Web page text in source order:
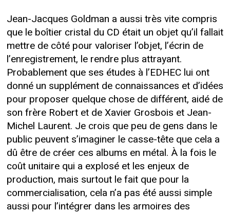
Jean-Jacques Goldman a aussi très vite compris
que le boîtier cristal du CD était un objet qu’il fallait
mettre de côté pour valoriser l’objet, l’écrin de
l’enregistrement, le rendre plus attrayant.
Probablement que ses études à l’EDHEC lui ont
donné un supplément de connaissances et d’idées
pour proposer quelque chose de différent, aidé de
son frère Robert et de Xavier Grosbois et Jean-
Michel Laurent. Je crois que peu de gens dans le
public peuvent s’imaginer le casse-tête que cela a
dû être de créer ces albums en métal. À la fois le
coût unitaire qui a explosé et les enjeux de
production, mais surtout le fait que pour la
commercialisation, cela n’a pas été aussi simple
aussi pour l’intégrer dans les armoires des